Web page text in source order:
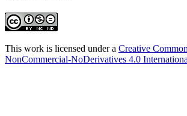
This work is licensed under a Creative
NonCommercial-NoDerivatives 4.0